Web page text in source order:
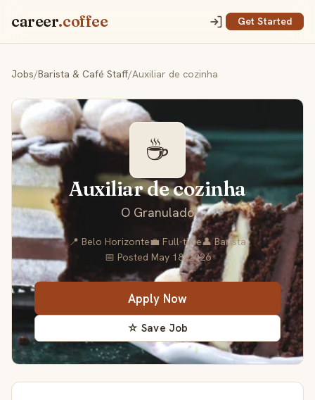
career.coffee Get Started
Jobs/Barista & Café Staff/Auxiliar de cozinha
☕
Auxiliar de cozinha
O Granulado
📍 Belo Horizonte💼 Full-time👤 Barista
📅 Posted May 18, 2026
Apply Now
☆ Save Job